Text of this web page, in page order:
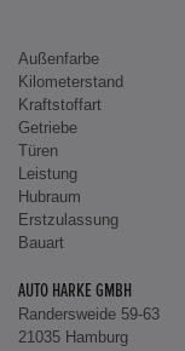
Außenfarbe
Kilometerstand
Kraftstoffart
Getriebe
Türen
Leistung
Hubraum
Erstzulassung
Bauart
AUTO HARKE GMBH
Randersweide 59-63
21035 Hamburg